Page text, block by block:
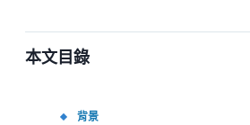
本文目錄
背景